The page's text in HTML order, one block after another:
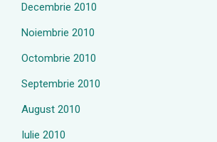
Decembrie 2010
Noiembrie 2010
Octombrie 2010
Septembrie 2010
August 2010
Iulie 2010